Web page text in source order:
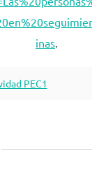
inas.
PEC1